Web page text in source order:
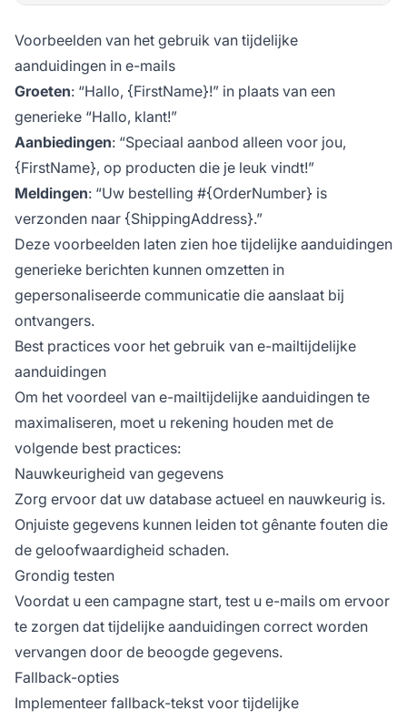
Voorbeelden van het gebruik van tijdelijke
aanduidingen in e-mails
Groeten: “Hallo, {FirstName}!” in plaats van een
generieke “Hallo, klant!”
Aanbiedingen: “Speciaal aanbod alleen voor jou,
{FirstName}, op producten die je leuk vindt!”
Meldingen: “Uw bestelling #{OrderNumber} is
verzonden naar {ShippingAddress}.”
Deze voorbeelden laten zien hoe tijdelijke aanduidingen
generieke berichten kunnen omzetten in
gepersonaliseerde communicatie die aanslaat bij
ontvangers.
Best practices voor het gebruik van e-mailtijdelijke
aanduidingen
Om het voordeel van e-mailtijdelijke aanduidingen te
maximaliseren, moet u rekening houden met de
volgende best practices:
Nauwkeurigheid van gegevens
Zorg ervoor dat uw database actueel en nauwkeurig is.
Onjuiste gegevens kunnen leiden tot gênante fouten die
de geloofwaardigheid schaden.
Grondig testen
Voordat u een campagne start, test u e-mails om ervoor
te zorgen dat tijdelijke aanduidingen correct worden
vervangen door de beoogde gegevens.
Fallback-opties
Implementeer fallback-tekst voor tijdelijke